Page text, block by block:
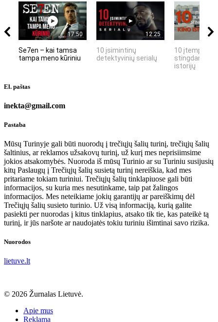
17:50
Se7en – kai tamsa
tampa meno kūriniu
12:25
10 įsimintinų
detektyvinių serialų
10 įtemptų,
stingdančių
istorijų
El. paštas
inekta@gmail.com
Pastaba
Mūsų Turinyje gali būti nuorodų į trečiųjų šalių turinį, trečiųjų šalių
šaltinius, ar reklamos užsakovų turinį, už kurį mes neprisiimsime
jokios atsakomybės. Nuoroda iš mūsų Turinio ar su Turiniu susijusių
kitų Paslaugų į Trečiųjų šalių susietą turinį nereiškia, kad mes
pritariame tokiam turiniui. Trečiųjų šalių tinklapiuose gali būti
informacijos, su kuria mes nesutinkame, taip pat žalingos
informacijos. Mes neteikiame jokių garantijų ar pareiškimų dėl
Trečiųjų šalių susieto turinio. Už visą informaciją, kurią galite
pasiekti per nuorodas į kitus tinklapius, atsako tik tie, kas pateikė tą
turinį, ir jūs naršote ar naudojatės tokiu turiniu išimtinai savo rizika.
Nuorodos
lietuve.lt
© 2026 Žurnalas Lietuvė.
Apie mus
Reklama